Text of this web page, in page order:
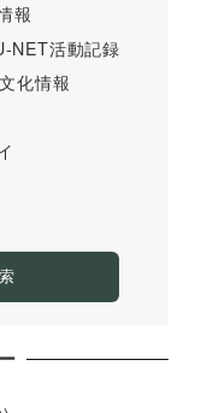
報
NET活動記録
文化情報